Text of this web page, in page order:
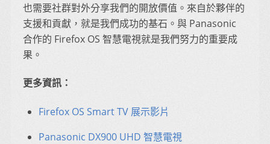
也需要社群對外分享我們的開放價值。來自於夥伴的
支援和貢獻，就是我們成功的基石。與 Panasonic
合作的 Firefox OS 智慧電視就是我們努力的重要成
果。
更多資訊：
Firefox OS Smart TV 展示影片
Panasonic DX900 UHD 智慧電視